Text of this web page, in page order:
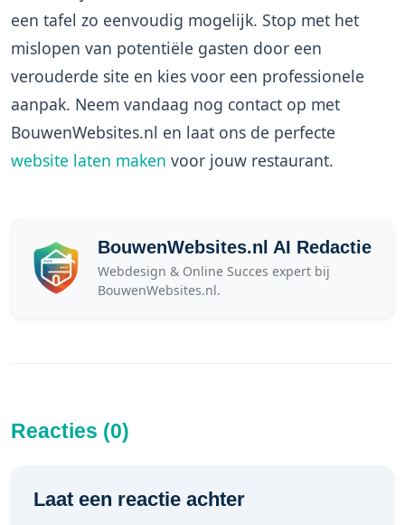
een tafel zo eenvoudig mogelijk. Stop met het
mislopen van potentiële gasten door een
verouderde site en kies voor een professionele
aanpak. Neem vandaag nog contact op met
BouwenWebsites.nl en laat ons de perfecte
website laten maken voor jouw restaurant.
BouwenWebsites.nl AI Redactie
Webdesign & Online Succes expert bij
BouwenWebsites.nl.
Reacties (0)
Laat een reactie achter